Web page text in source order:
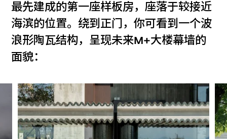
最先建成的第一座样板房，座落于较接近
海滨的位置。绕到正门，你可看到一个波
浪形陶瓦结构，呈现未来M+大楼幕墙的
面貌：